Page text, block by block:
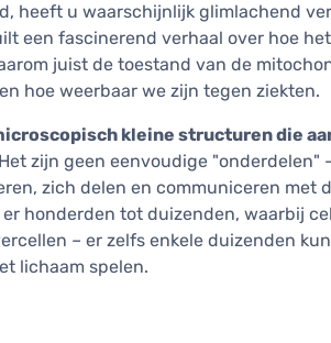
heeft u waarschijnlijk glimlachend
een fascinerend verhaal over hoe
juist de toestand van de
hoe weerbaar we zijn tegen ziekten.
kleine structuren die
zijn geen eenvoudige
zich delen en communiceren met
honderden tot duizenden, waarbij
– er zelfs enkele duizenden
lichaam spelen.